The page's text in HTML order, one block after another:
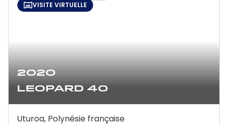
2020
Leopard 40
VISITE VIRTUELLE
Uturoa, Polynésie française